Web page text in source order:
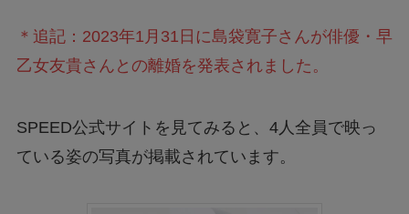
＊追記：2023年1月31日に島袋寛子さんが俳優・早
乙女友貴さんとの離婚を発表されました。
SPEED公式サイトを見てみると、4人全員で映っ
ている姿の写真が掲載されています。